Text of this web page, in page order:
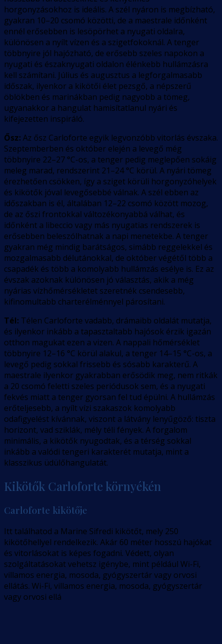
horgonyzásokhoz is ideális. A szél nyáron is megbízható,
gyakran 10–20 csomó közötti, de a maestrale időnként
ennél erősebben is lesöpörhet a nyugati oldalra,
különösen a nyílt vízen és a szigetfokoknál. A tenger
többnyire jól hajózható, de erősebb szeles napokon a
nyugati és északnyugati oldalon élénkebb hullámzásra
kell számítani. Július és augusztus a legforgalmasabb
időszak, ilyenkor a kikötői élet pezsgő, a népszerű
öblökben és marinákban pedig nagyobb a tömeg,
ugyanakkor a hangulat hamisítatlanul nyári és
kifejezetten inspiráló.
Ősz: Az ősz Carloforte egyik legvonzóbb vitorlás évszaka.
Szeptemberben és október elején a levegő még
többnyire 22–27 °C-os, a tenger pedig meglepően sokáig
meleg marad, rendszerint 21–24 °C körül. A nyári tömeg
érezhetően csökken, így a sziget körüli horgonyzóhelyek
és kikötők jóval levegősebbé válnak. A szél ebben az
időszakban is él, általában 12–22 csomó között mozog,
de az őszi frontokkal változékonyabbá válhat, és
időnként a libeccio vagy más nyugatias rendszerek is
erősebben beleszólhatnak a napi menetekbe. A tenger
gyakran még mindig barátságos, simább reggelekkel és
mozgalmasabb délutánokkal, de október végétől több a
csapadék és több a komolyabb hullámzás esélye is. Ez az
évszak azoknak különösen jó választás, akik a még
nyárias vízhőmérsékletet szeretnék csendesebb,
kifinomultabb charterélménnyel párosítani.
Tél: Télen Carloforte vadabb, drámaibb oldalát mutatja,
és ilyenkor inkább a tapasztaltabb hajósok érzik igazán
otthon magukat ezen a vizen. A nappali hőmérséklet
többnyire 12–16 °C körül alakul, a tenger 14–15 °C-os, a
levegő pedig sokkal frissebb és sósabb karakterű. A
maestrale ilyenkor gyakrabban erősödik meg, nem ritkák
a 20 csomó feletti szeles periódusok sem, és a nyugati
fekvés miatt a tenger gyorsan fel tud épülni. A hullámzás
erőteljesebb, a nyílt vízi szakaszok komolyabb
odafigyelést kívánnak, viszont a látvány lenyűgöző: tiszta
horizont, vad sziklák, mély téli fények. A forgalom
minimális, a kikötők nyugodtak, és a térség sokkal
inkább a valódi tengeri karakterét mutatja, mint a
klasszikus üdülőhangulatát.
Kikötők Carloforte környékén
Carloforte kikötője
Itt találhatod a Marine Sifredi kikötőt, mely 250
kikötőhellyel rendelkezik. Akár 60 méter hosszú hajókat
és vitorlásokat is képes fogadni. Védett, olyan
szolgáltatásokat vehetsz igénybe, mint például Wi-Fi,
villamos energia, mosoda, gyógyszertár vagy orvosi
ellátás. Wi-Fi, villamos energia, mosoda, gyógyszertár
vagy orvosi ellá